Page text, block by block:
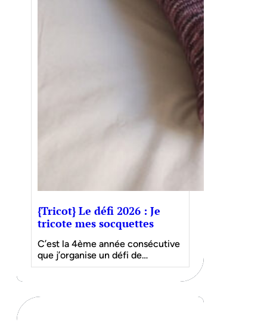
{Tricot} Le défi 2026 : Je
tricote mes socquettes
C’est la 4ème année consécutive
que j’organise un défi de…